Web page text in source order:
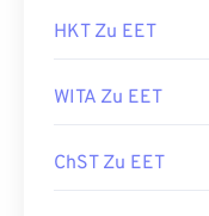
HKT Zu EET
WITA Zu EET
ChST Zu EET